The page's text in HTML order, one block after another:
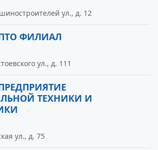
ул., д. 12
ФИЛИАЛ
ул., д. 111
ТЕХНИКИ И
ул., д. 75